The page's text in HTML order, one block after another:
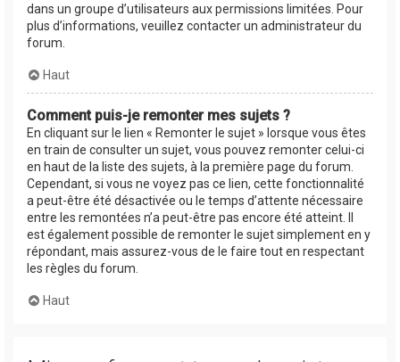
dans un groupe d’utilisateurs aux permissions limitées. Pour
plus d’informations, veuillez contacter un administrateur du
forum.
Haut
Comment puis-je remonter mes sujets ?
En cliquant sur le lien « Remonter le sujet » lorsque vous êtes
en train de consulter un sujet, vous pouvez remonter celui-ci
en haut de la liste des sujets, à la première page du forum.
Cependant, si vous ne voyez pas ce lien, cette fonctionnalité
a peut-être été désactivée ou le temps d’attente nécessaire
entre les remontées n’a peut-être pas encore été atteint. Il
est également possible de remonter le sujet simplement en y
répondant, mais assurez-vous de le faire tout en respectant
les règles du forum.
Haut